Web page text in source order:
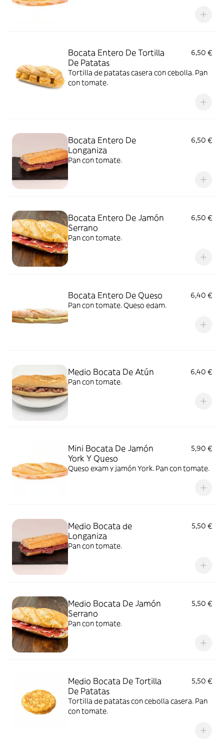
Bocata Entero De Tortilla
De Patatas
6,50 €
Tortilla de patatas casera con cebolla. Pan
con tomate.
Bocata Entero De
Longaniza
6,50 €
Pan con tomate.
Bocata Entero De Jamón
Serrano
6,50 €
Pan con tomate.
Bocata Entero De Queso
6,40 €
Pan con tomate. Queso edam.
Medio Bocata De Atún
6,40 €
Pan con tomate.
Mini Bocata De Jamón
York Y Queso
5,90 €
Queso exam y jamón York. Pan con tomate.
Medio Bocata de
Longaniza
5,50 €
Pan con tomate.
Medio Bocata De Jamón
Serrano
5,50 €
Pan con tomate.
Medio Bocata De Tortilla
De Patatas
5,50 €
Tortilla de patatas con cebolla casera. Pan
con tomate.